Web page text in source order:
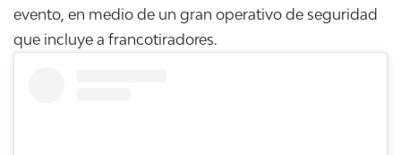
evento, en medio de un gran operativo de seguridad
que incluye a francotiradores.